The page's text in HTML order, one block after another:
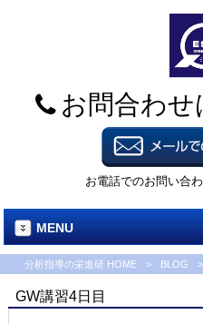
お問合わせ
お電話でのお問い合
MENU
分析指導の栄進研 HOME > BLOG >
GW講習4日目